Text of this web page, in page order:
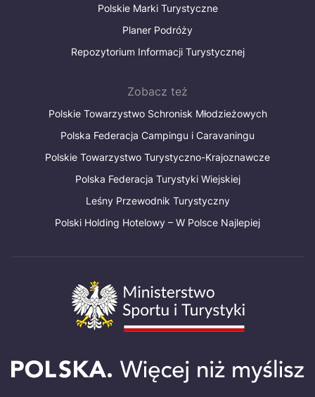
Polskie Marki Turystyczne
Planer Podróży
Repozytorium Informacji Turystycznej
Zobacz też
Polskie Towarzystwo Schronisk Młodzieżowych
Polska Federacja Campingu i Caravaningu
Polskie Towarzystwo Turystyczno-Krajoznawcze
Polska Federacja Turystyki Wiejskiej
Leśny Przewodnik Turystyczny
Polski Holding Hotelowy – W Polsce Najlepiej